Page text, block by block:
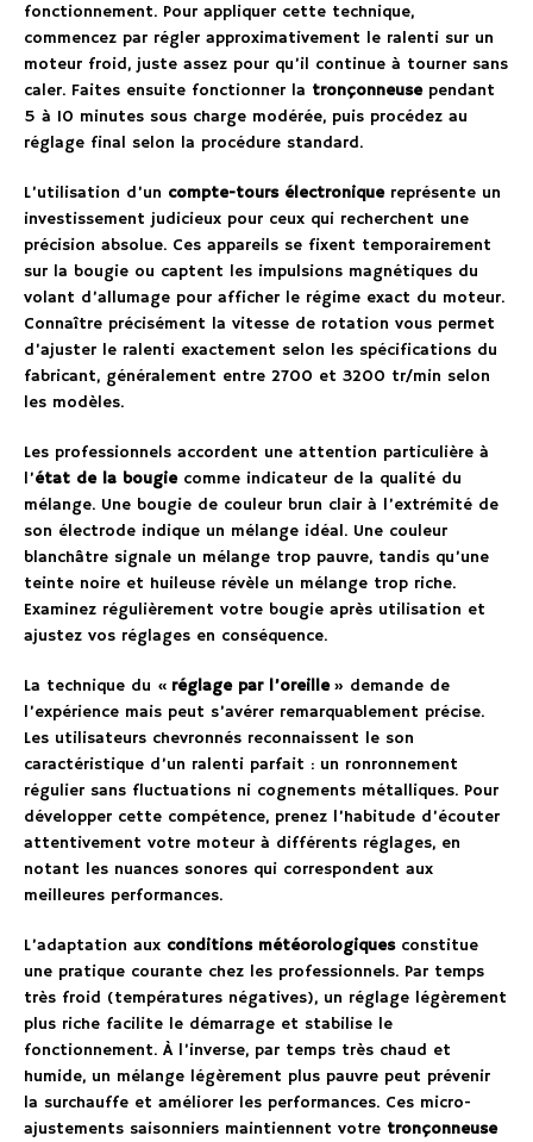
fonctionnement. Pour appliquer cette technique,
commencez par régler approximativement le ralenti sur un
moteur froid, juste assez pour qu’il continue à tourner sans
caler. Faites ensuite fonctionner la tronçonneusependant
5 à 10 minutes sous charge modérée, puis procédez au
réglage final selon la procédure standard.
L’utilisation d’un compte-tours électroniquereprésente un
investissement judicieux pour ceux qui recherchent une
précision absolue. Ces appareils se fixent temporairement
sur la bougie ou captent les impulsions magnétiques du
volant d’allumage pour afficher le régime exact du moteur.
Connaître précisément la vitesse de rotation vous permet
d’ajuster le ralenti exactement selon les spécifications du
fabricant, généralement entre 2700 et 3200 tr/min selon
les modèles.
Les professionnels accordent une attention particulière à
l’état de la bougiecomme indicateur de la qualité du
mélange. Une bougie de couleur brun clair à l’extrémité de
son électrode indique un mélange idéal. Une couleur
blanchâtre signale un mélange trop pauvre, tandis qu’une
teinte noire et huileuse révèle un mélange trop riche.
Examinez régulièrement votre bougie après utilisation et
ajustez vos réglages en conséquence.
La technique du « réglage par l’oreille» demande de
l’expérience mais peut s’avérer remarquablement précise.
Les utilisateurs chevronnés reconnaissent le son
caractéristique d’un ralenti parfait : un ronronnement
régulier sans fluctuations ni cognements métalliques. Pour
développer cette compétence, prenez l’habitude d’écouter
attentivement votre moteur à différents réglages, en
notant les nuances sonores qui correspondent aux
meilleures performances.
L’adaptation aux conditions météorologiquesconstitue
une pratique courante chez les professionnels. Par temps
très froid (températures négatives), un réglage légèrement
plus riche facilite le démarrage et stabilise le
fonctionnement. À l’inverse, par temps très chaud et
humide, un mélange légèrement plus pauvre peut prévenir
la surchauffe et améliorer les performances. Ces micro-
ajustements saisonniers maintiennent votre tronçonneuse